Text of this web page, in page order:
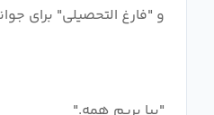
و "فارغ التحصیلی" برای